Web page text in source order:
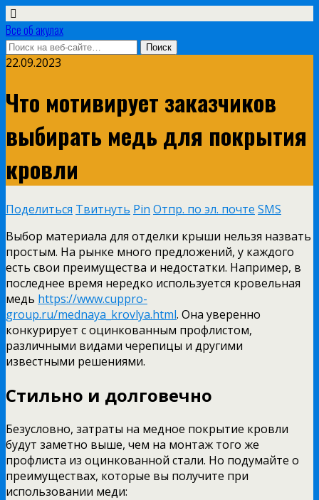
Все об акулах
22.09.2023
Что мотивирует заказчиков
выбирать медь для покрытия
кровли
Поделиться Твитнуть Pin Отпр. по эл. почте SMS
Выбор материала для отделки крыши нельзя назвать
простым. На рынке много предложений, у каждого
есть свои преимущества и недостатки. Например, в
последнее время нередко используется кровельная
медь https://www.cuppro-
group.ru/mednaya_krovlya.html. Она уверенно
конкурирует с оцинкованным профлистом,
различными видами черепицы и другими
известными решениями.
Стильно и долговечно
Безусловно, затраты на медное покрытие кровли
будут заметно выше, чем на монтаж того же
профлиста из оцинкованной стали. Но подумайте о
преимуществах, которые вы получите при
использовании меди: